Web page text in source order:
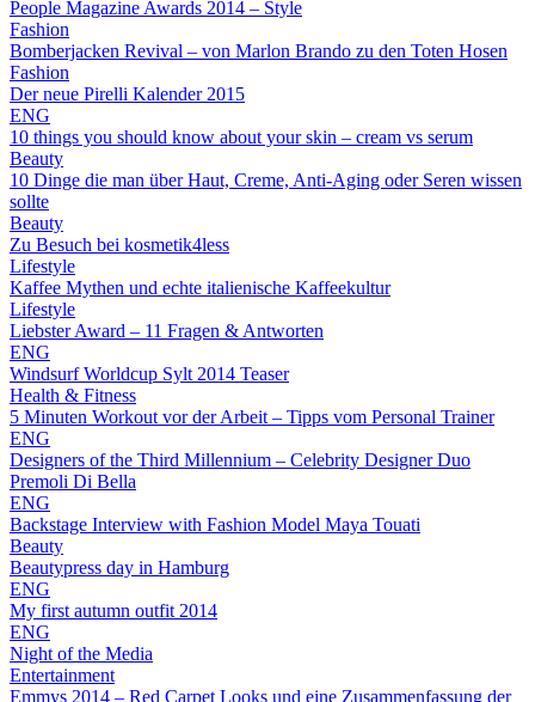
People Magazine Awards 2014 – Style
Fashion
Bomberjacken Revival – von Marlon Brando zu den Toten Hosen
Fashion
Der neue Pirelli Kalender 2015
ENG
10 things you should know about your skin – cream vs serum
Beauty
10 Dinge die man über Haut, Creme, Anti-Aging oder Seren wissen
sollte
Beauty
Zu Besuch bei kosmetik4less
Lifestyle
Kaffee Mythen und echte italienische Kaffeekultur
Lifestyle
Liebster Award – 11 Fragen & Antworten
ENG
Windsurf Worldcup Sylt 2014 Teaser
Health & Fitness
5 Minuten Workout vor der Arbeit – Tipps vom Personal Trainer
ENG
Designers of the Third Millennium – Celebrity Designer Duo
Premoli Di Bella
ENG
Backstage Interview with Fashion Model Maya Touati
Beauty
Beautypress day in Hamburg
ENG
My first autumn outfit 2014
ENG
Night of the Media
Entertainment
Emmys 2014 – Red Carpet Looks und eine Zusammenfassung der